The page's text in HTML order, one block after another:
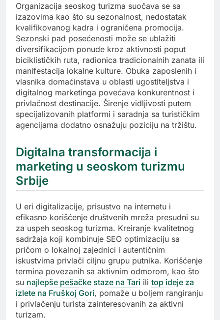
Organizacija seoskog turizma suočava se sa
izazovima kao što su sezonalnost, nedostatak
kvalifikovanog kadra i ograničena promocija.
Sezonski pad posećenosti može se ublažiti
diversifikacijom ponude kroz aktivnosti poput
biciklističkih ruta, radionica tradicionalnih zanata ili
manifestacija lokalne kulture. Obuka zaposlenih i
vlasnika domaćinstava u oblasti ugostiteljstva i
digitalnog marketinga povećava konkurentnost i
privlačnost destinacije. Širenje vidljivosti putem
specijalizovanih platformi i saradnja sa turističkim
agencijama dodatno osnažuju poziciju na tržištu.
Digitalna transformacija i
marketing u seoskom turizmu
Srbije
U eri digitalizacije, prisustvo na internetu i
efikasno korišćenje društvenih mreža presudni su
za uspeh seoskog turizma. Kreiranje kvalitetnog
sadržaja koji kombinuje SEO optimizaciju sa
pričom o lokalnoj zajednici i autentičnim
iskustvima privlači ciljnu grupu putnika. Korišćenje
termina povezanih sa aktivnim odmorom, kao što
su najlepše pešačke staze na Tari ili top ideje za
izlete na Fruškoj Gori, pomaže u boljem rangiranju
i privlačenju turista zainteresovanih za aktivni
turizam.